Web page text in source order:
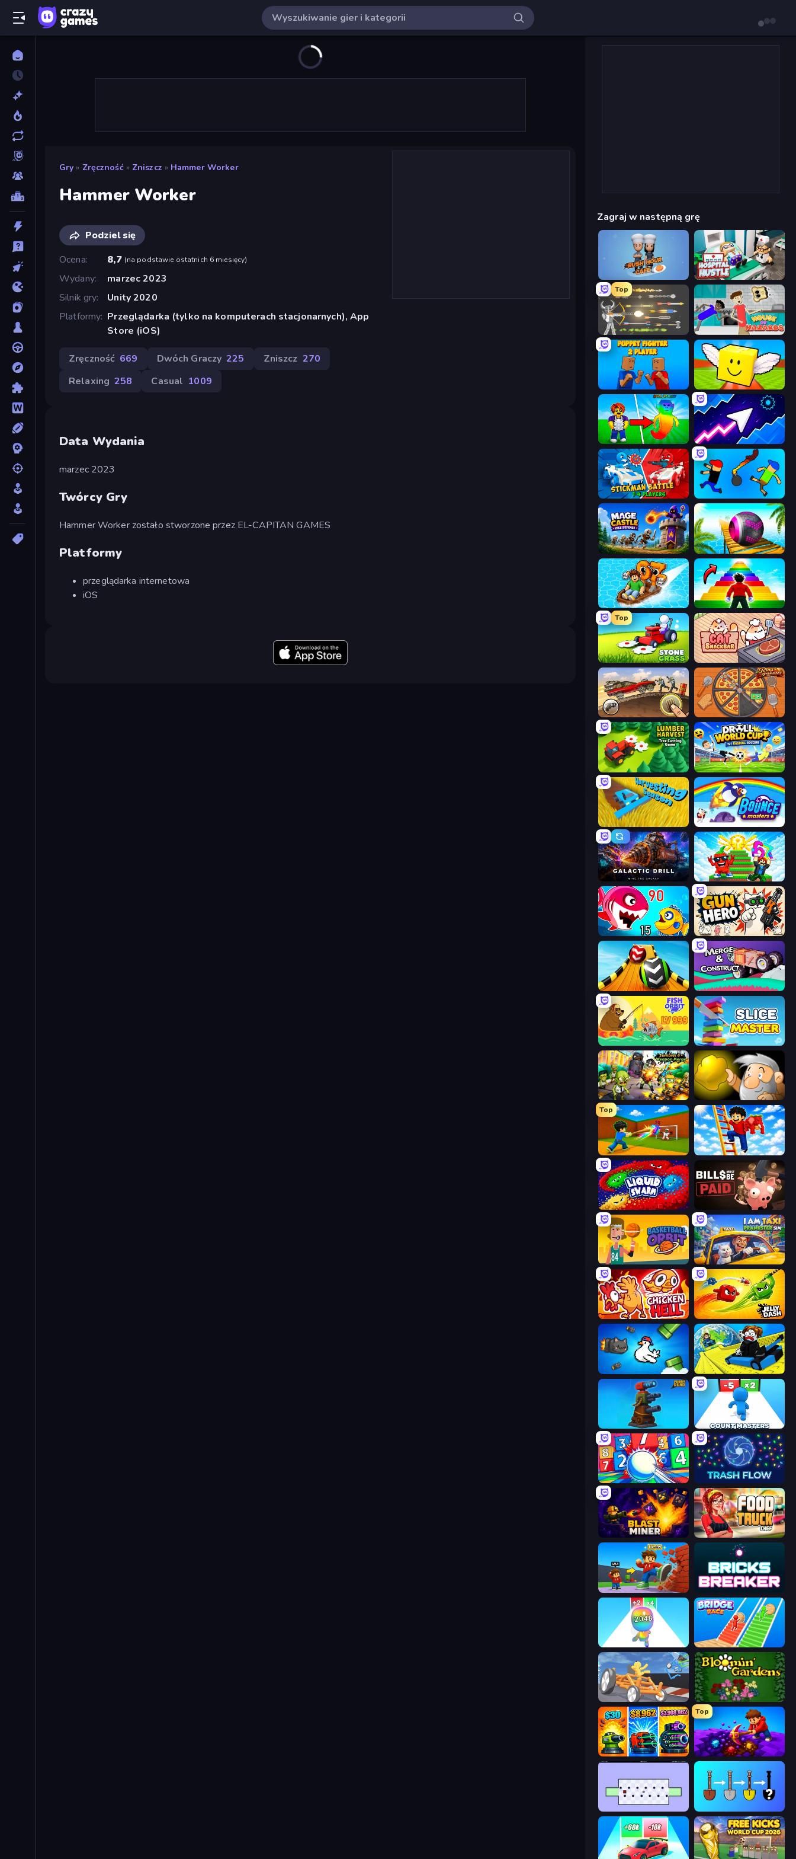
Gry » Zręczność » Zniszcz » Hammer Worker
Hammer Worker
Podziel się
Ocena
8,7 (na podstawie ostatnich 6 miesięcy)
Wydany
marzec 2023
Silnik gry
Unity 2020
Platformy Przeglądarka (tylko na komputerach stacjonarnych), App
Store (iOS)
Zręczność 669 Dwóch Graczy 225 Zniszcz 270
Relaxing 258 Casual 1009
Data Wydania
marzec 2023
Twórcy Gry
Hammer Worker zostało stworzone przez EL-CAPITAN GAMES
Platformy
przeglądarka internetowa
iOS
Zagraj w następną grę
Rush Hour Cafe Hospital Hustle
Top
Ragdoll Archers House of Hazards
Puppet Fighter 2 Player Lucky Brainrot Blocks Online
Collect Brainrot Egg Space Waves
Stickman battle 1-4 Players Mini-Caps: Bombs
Mage Castle Idle Defense Rolling Balls Sea Race
Float for Brainrots Obby Highest Jump Ever
Top
Stone Grass: Mowing Simulator Cat Snack Bar
Earn to Die: Zombie Ride Ring Restaurant
Lumber Harvest: Tree Cutting Game Droll World Cup
Harvesting Season Bouncemasters
Galactic Drill Run and Jump for Brainrot
Fish Eat Getting Big Gun Hero: Cat Survival
Sky Balls 3D Merge & Construct
Fish Orbit Slice Master
Zombies 4 Weapon Merge Gold Miner
Top
Baseball For Brainrot Ladder to Brainhot: Climb
Liquid Swarm Bills Must Be Paid
Basketball Orbit I Am Taxi Prankster Sim
Chicken Hell Jelly Dash
Honk Cart Ride Danger Mount
Furry Road
Entropy Trash Flow
Blast Miner Food Truck Chef™: A Fun Cooking Game
Obby: +1 Click Wall Breaker Bricks Breaker
Man Runner 2048 Bridge Race
Draw Crash Race Blooming Gardens
Pumpkin Defense: Merge Cannon
Top
Obby: Dig Down
World's Hardest Game